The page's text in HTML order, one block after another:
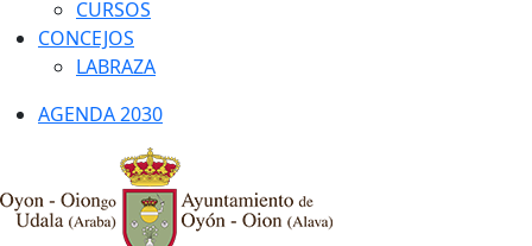
CURSOS
CONCEJOS
LABRAZA
AGENDA 2030